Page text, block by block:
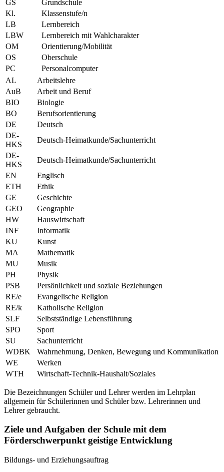
GS
Grundschule
Kl.
Klassenstufe/n
LB
Lernbereich
LBW
Lernbereich mit Wahlcharakter
OM
Orientierung/Mobilität
OS
Oberschule
PC
Personalcomputer
AL
Arbeitslehre
AuB
Arbeit und Beruf
BIO
Biologie
BO
Berufsorientierung
DE
Deutsch
DE-
HKS
Deutsch-Heimatkunde/Sachunterricht
DE-
HKS
Deutsch-Heimatkunde/Sachunterricht
EN
Englisch
ETH
Ethik
GE
Geschichte
GEO
Geographie
HW
Hauswirtschaft
INF
Informatik
KU
Kunst
MA
Mathematik
MU
Musik
PH
Physik
PSB
Persönlichkeit und soziale Beziehungen
RE/e
Evangelische Religion
RE/k
Katholische Religion
SLF
Selbstständige Lebensführung
SPO
Sport
SU
Sachunterricht
WDBK
Wahrnehmung, Denken, Bewegung und Kommunikation
WE
Werken
WTH
Wirtschaft-Technik-Haushalt/Soziales
Die Bezeichnungen Schüler und Lehrer werden im Lehrplan
allgemein für Schülerinnen und Schüler bzw. Lehrerinnen und
Lehrer gebraucht.
Ziele und Aufgaben der Schule mit dem
Förderschwerpunkt geistige Entwicklung
Bildungs- und Erziehungsauftrag